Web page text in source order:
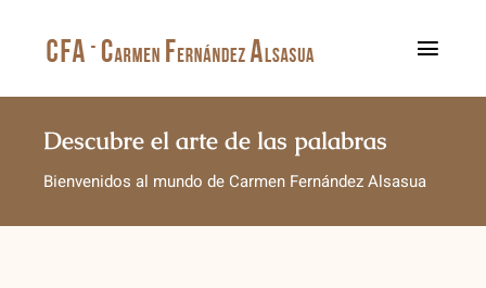
contenido
Inicio
Sobre mí
Descubre el arte de las palabras
Bienvenidos al mundo de Carmen Fernández Alsasua